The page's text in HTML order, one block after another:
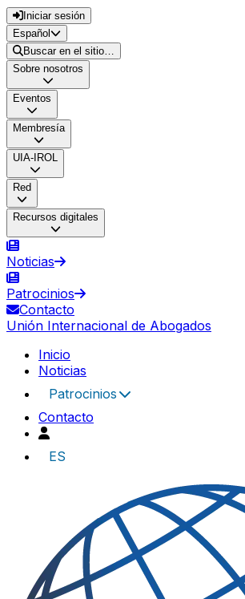
Iniciar sesión
Español
Buscar en el sitio…
Sobre nosotros
Eventos
Membresía
UIA-IROL
Red
Recursos digitales
Noticias
Patrocinios
Contacto
Unión Internacional de Abogados
Inicio
Noticias
Patrocinios
Contacto
ES